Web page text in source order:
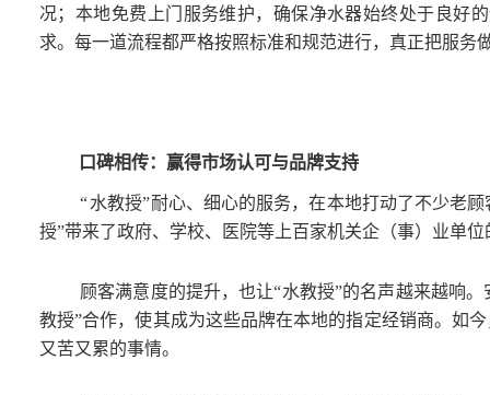
况；本地免费上门服务维护，确保净水器始终处于良好
求。每一道流程都严格按照标准和规范进行，真正把服务
口碑相传：赢得市场认可与品牌支持
“水教授”耐心、细心的服务，在本地打动了不少老
授”带来了政府、学校、医院等上百家机关企（事）业单位
顾客满意度的提升，也让“水教授”的名声越来越响
教授”合作，使其成为这些品牌在本地的指定经销商。如
又苦又累的事情。